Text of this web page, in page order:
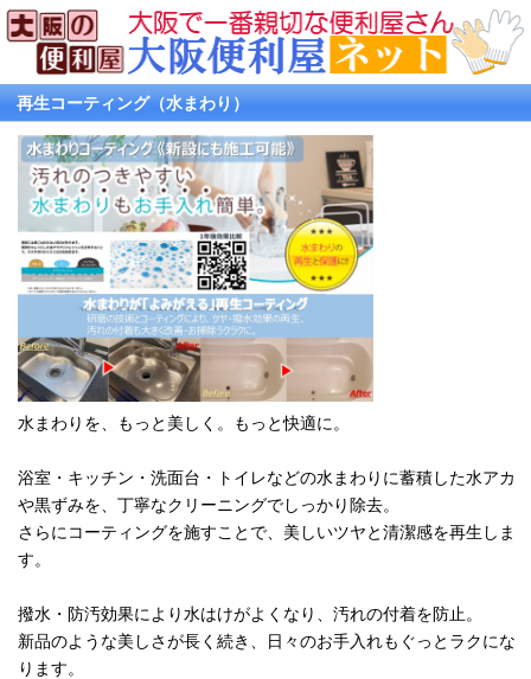
再生コーティング（水まわり）
水まわりを、もっと美しく。もっと快適に。
浴室・キッチン・洗面台・トイレなどの水まわりに蓄積した水アカ
や黒ずみを、丁寧なクリーニングでしっかり除去。
さらにコーティングを施すことで、美しいツヤと清潔感を再生しま
す。
撥水・防汚効果により水はけがよくなり、汚れの付着を防止。
新品のような美しさが長く続き、日々のお手入れもぐっとラクにな
ります。